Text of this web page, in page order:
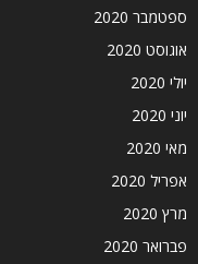
ספטמבר 2020
אוגוסט 2020
יולי 2020
יוני 2020
מאי 2020
אפריל 2020
מרץ 2020
פברואר 2020